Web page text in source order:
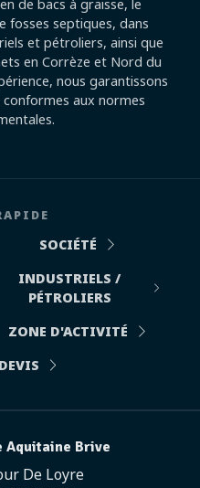
de bacs à graisse, le
fosses septiques, dans
et pétroliers, ainsi que
en Corrèze et Nord du
nous garantissons
aux normes
SOCIÉTÉ
INDUSTRIELS /
PÉTROLIERS
ZONE D'ACTIVITÉ
Brive
De Loyre